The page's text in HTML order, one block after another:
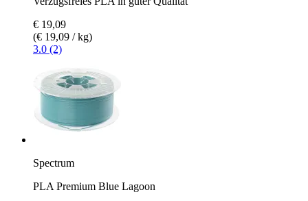
€ 19,09
(€ 19,09 / kg)
3.0 (2)
Spectrum
PLA Premium Blue Lagoon